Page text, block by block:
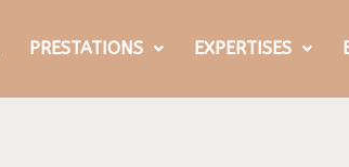
PRESTATIONS EXPERTISES